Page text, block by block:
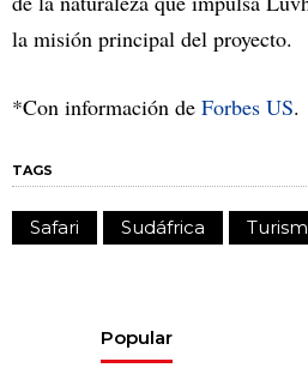
la misión principal del proyecto.
*Con información de Forbes US.
TAGS
Safari Sudáfrica
Popular